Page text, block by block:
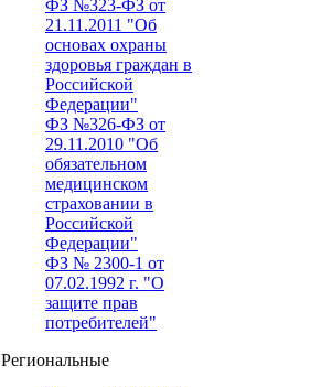
ФЗ №323-ФЗ от
21.11.2011 "Об
основах охраны
здоровья граждан в
Российской
Федерации"
ФЗ №326-ФЗ от
29.11.2010 "Об
обязательном
медицинском
страховании в
Российской
Федерации"
ФЗ № 2300-1 от
07.02.1992 г. "О
защите прав
потребителей"
Региональные